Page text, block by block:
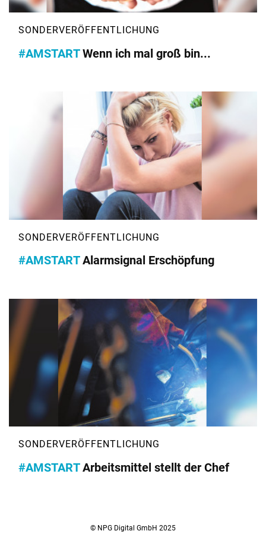
#AMSTARTWenn ich mal groß bin...
#AMSTARTAlarmsignal Erschöpfung
#AMSTARTArbeitsmittel stellt der Chef
© NPG Digital GmbH 2025